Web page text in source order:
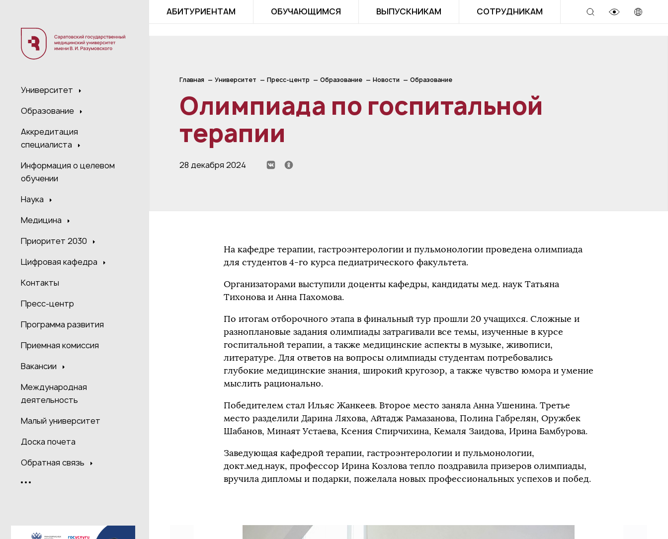
Университет
Образование
Аккредитация
специалиста
Информация о целевом
обучении
Наука
Медицина
Приоритет 2030
Цифровая кафедра
Контакты
Пресс-центр
Программа развития
Приемная комиссия
Вакансии
Международная
деятельность
Малый университет
Доска почета
Обратная связь
АБИТУРИЕНТАМ ОБУЧАЮЩИМСЯ ВЫПУСКНИКАМ СОТРУДНИКАМ
Главная Университет Пресс-центр Образование Новости Образование
Олимпиада по госпитальной
терапии
28 декабря 2024
На кафедре терапии, гастроэнтерологии и пульмонологии проведена олимпиада
для студентов 4-го курса педиатрического факультета.
Организаторами выступили доценты кафедры, кандидаты мед. наук Татьяна
Тихонова и Анна Пахомова.
По итогам отборочного этапа в финальный тур прошли 20 учащихся. Сложные и
разноплановые задания олимпиады затрагивали все темы, изученные в курсе
госпитальной терапии, а также медицинские аспекты в музыке, живописи,
литературе. Для ответов на вопросы олимпиады студентам потребовались
глубокие медицинские знания, широкий кругозор, а также чувство юмора и умение
мыслить рационально.
Победителем стал Ильяс Жанкеев. Второе место заняла Анна Ушенина. Третье
место разделили Дарина Ляхова, Айтадж Рамазанова, Полина Габрелян, Оружбек
Шабанов, Минаят Устаева, Ксения Спирчихина, Кемаля Заидова, Ирина Бамбурова.
Заведующая кафедрой терапии, гастроэнтерологии и пульмонологии,
докт.мед.наук, профессор Ирина Козлова тепло поздравила призеров олимпиады,
вручила дипломы и подарки, пожелала новых профессиональных успехов и побед.